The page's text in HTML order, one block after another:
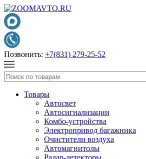
Позвонить: +7(831) 279-25-52
Товары
Автосвет
Автосигнализации
Комбо-устройства
Электропривод багажника
Очистители воздуха
Автомагнитолы
Радар-детекторы